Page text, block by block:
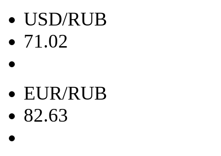
USD/RUB
71.02
EUR/RUB
82.63